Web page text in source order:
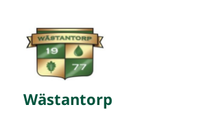
Wästantorp